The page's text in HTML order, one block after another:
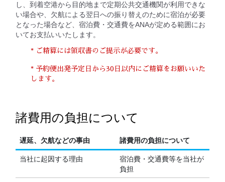
し、到着空港から目的地まで定期公共交通機関が利用できな
い場合や、欠航による翌日への振り替えのために宿泊が必要
となった場合など、宿泊費・交通費をANAが定める範囲にお
いてお支払いいたします。
* ご精算には領収書のご提示が必要です。
* 予約便出発予定日から30日以内にご精算をお願いいた
します。
諸費用の負担について
遅延、欠航などの事由 諸費用の負担について
当社に起因する理由
宿泊費・交通費等を当社が
負担